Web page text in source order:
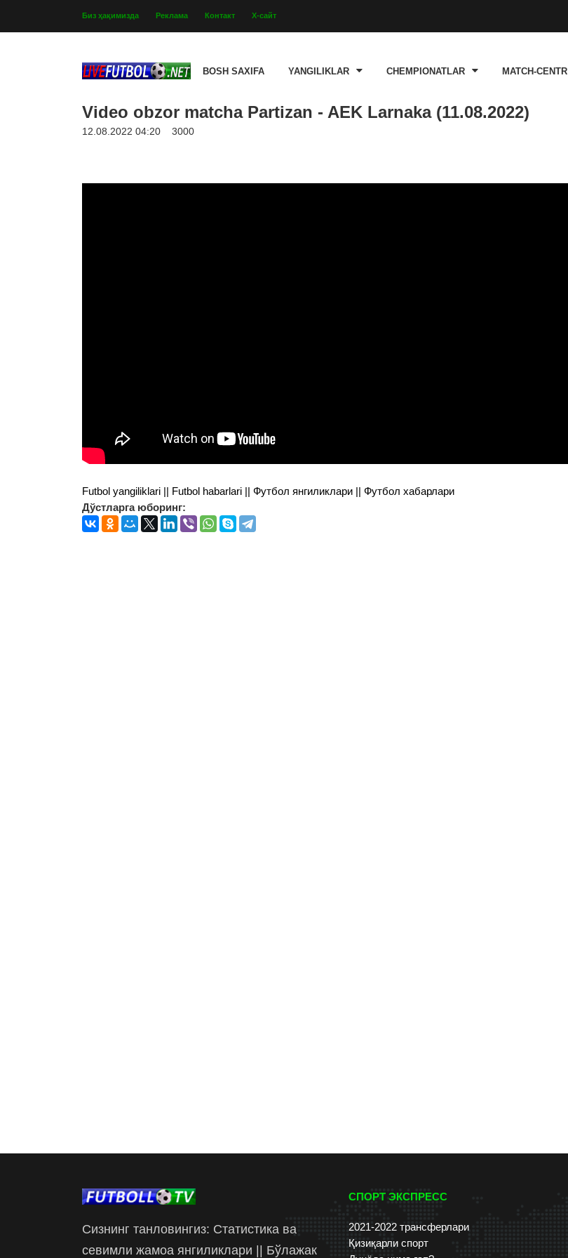
Биз ҳақимизда Реклама Контакт Х-сайт
BOSH SAXIFA YANGILIKLAR CHEMPIONATLAR MATCH-CENTR
Video obzor matcha Partizan - AEK Larnaka (11.08.2022)
12.08.2022 04:20 3000
Futbol yangiliklari || Futbol habarlari || Футбол янгиликлари || Футбол хабарлари
Дўстларга юборинг:
Сизнинг танловингиз: Статистика ва
севимли жамоа янгиликлари || Бўлажак
СПОРТ ЭКСПРЕСС
2021-2022 трансферлари
Қизиқарли спорт